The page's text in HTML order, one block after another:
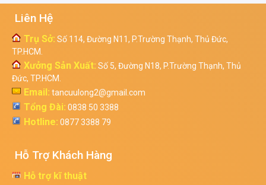
Liên Hệ
Trụ Sở: Số 114, Đường N11, P.Trường Thạnh, Thủ Đức,
TP.HCM.
Xưởng Sản Xuất: Số 5, Đường N18, P.Trường Thạnh, Thủ
Đức, TP.HCM.
Email: tancuulong2@gmail.com
Tổng Đài: 0838 50 3388
Hotline: 0877 3388 79
Hỗ Trợ Khách Hàng
Hỗ trợ kĩ thuật